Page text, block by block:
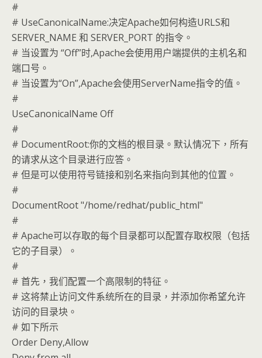
#
# UseCanonicalName:决定Apache如何构造URLS和
SERVER_NAME 和 SERVER_PORT 的指令。
# 当设置为 “Off”时,Apache会使用用户端提供的主机名和
端口号。
# 当设置为“On”,Apache会使用ServerName指令的值。
#
UseCanonicalName Off
#
# DocumentRoot:你的文档的根目录。默认情况下，所有
的请求从这个目录进行应答。
# 但是可以使用符号链接和别名来指向到其他的位置。
#
DocumentRoot "/home/redhat/public_html"
#
# Apache可以存取的每个目录都可以配置存取权限（包括
它的子目录）。
#
# 首先，我们配置一个高限制的特征。
# 这将禁止访问文件系统所在的目录，并添加你希望允许
访问的目录块。
# 如下所示
Order Deny,Allow